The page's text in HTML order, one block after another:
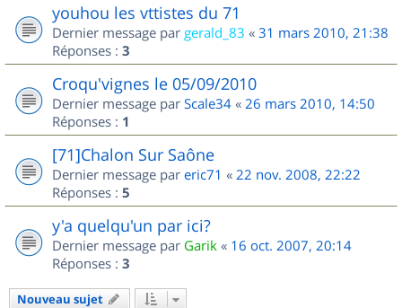
youhou les vttistes du 71
Dernier message par gerald_83 « 31 mars 2010, 21:38
Réponses : 3
Croqu'vignes le 05/09/2010
Dernier message par Scale34 « 26 mars 2010, 14:50
Réponses : 1
[71]Chalon Sur Saône
Dernier message par eric71 « 22 nov. 2008, 22:22
Réponses : 5
y'a quelqu'un par ici?
Dernier message par Garik « 16 oct. 2007, 20:14
Réponses : 3
Nouveau sujet